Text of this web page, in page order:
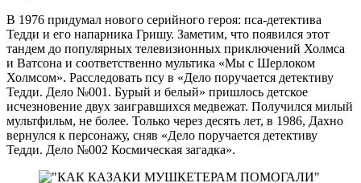
В 1976 придумал нового серийного героя: пса-детектива
Тедди и его напарника Гришу. Заметим, что появился этот
тандем до популярных телевизионных приключений Холмса
и Ватсона и соответственно мультика «Мы с Шерлоком
Холмсом». Расследовать псу в «Дело поручается детективу
Тедди. Дело №001. Бурый и белый» пришлось детское
исчезновение двух заигравшихся медвежат. Получился милый
мультфильм, не более. Только через десять лет, в 1986, Дахно
вернулся к персонажу, сняв «Дело поручается детективу
Тедди. Дело №002 Космическая загадка».